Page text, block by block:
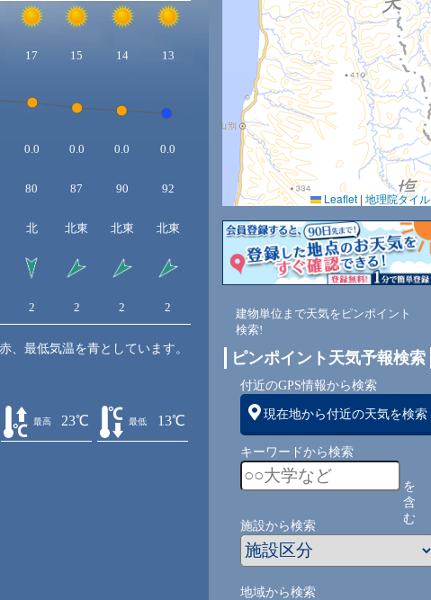
17 15 14 13
0.0 0.0 0.0 0.0
80 87 90 92
北 北東 北東 北東
2 2 2 2
、最低気温を青としています。
最高 23℃ 最低 13℃
Leaflet | 地理院タイル
建物単位まで天気をピンポイント
検索!
ピンポイント天気予報検索
付近のGPS情報から検索
現在地から付近の天気を検索
キーワードから検索
を
含
む
施設から検索
地域から検索